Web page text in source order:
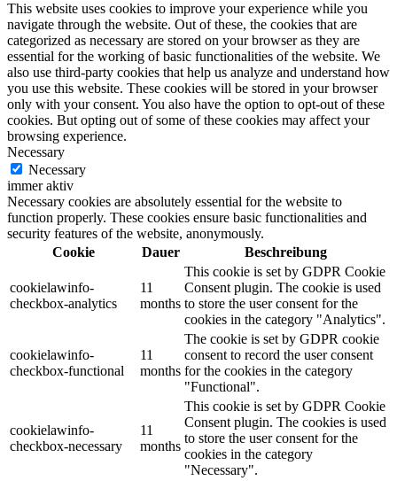
This website uses cookies to improve your experience while you
navigate through the website. Out of these, the cookies that are
categorized as necessary are stored on your browser as they are
essential for the working of basic functionalities of the website. We
also use third-party cookies that help us analyze and understand how
you use this website. These cookies will be stored in your browser
only with your consent. You also have the option to opt-out of these
cookies. But opting out of some of these cookies may affect your
browsing experience.
Necessary
Necessary
immer aktiv
Necessary cookies are absolutely essential for the website to
function properly. These cookies ensure basic functionalities and
security features of the website, anonymously.
Cookie
Dauer Beschreibung
cookielawinfo-
checkbox-analytics
11
months
This cookie is set by GDPR Cookie
Consent plugin. The cookie is used
to store the user consent for the
cookies in the category "Analytics".
cookielawinfo-
checkbox-functional
11
months
The cookie is set by GDPR cookie
consent to record the user consent
for the cookies in the category
"Functional".
cookielawinfo-
checkbox-necessary
11
months
This cookie is set by GDPR Cookie
Consent plugin. The cookies is used
to store the user consent for the
cookies in the category
"Necessary".